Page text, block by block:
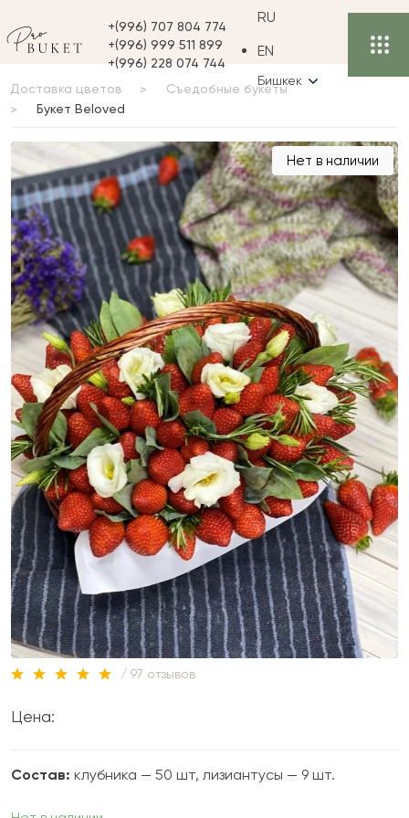
+(996) 707 804 774
+(996) 999 511 899
+(996) 228 074 744
RU
EN
Бишкек
Доставка цветов
Съедобные букеты
Букет Beloved
Букет Beloved Нет в наличии
/ 97 отзывов
Цена:
Состав: клубника — 50 шт, лизиантусы — 9 шт.